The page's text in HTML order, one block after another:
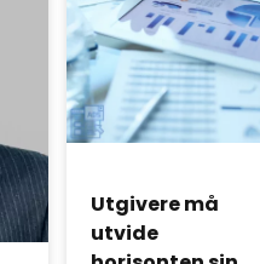
Utgivere må
utvide